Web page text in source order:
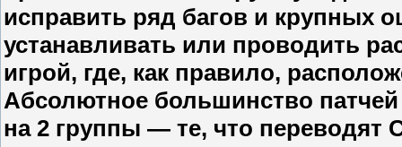
исправить ряд багов и крупных
устанавливать или проводить
игрой, где, как правило,
Абсолютное большинство
на 2 группы — те, что переводят